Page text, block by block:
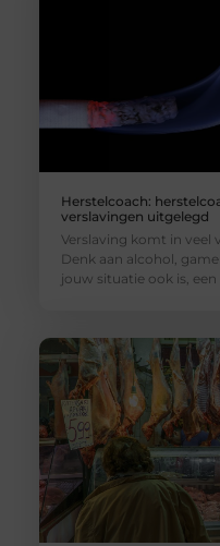
Herstelcoach:
verslavingen uitgelegd
Verslaving komt in veel
Denk aan alcohol,
jouw situatie ook is,